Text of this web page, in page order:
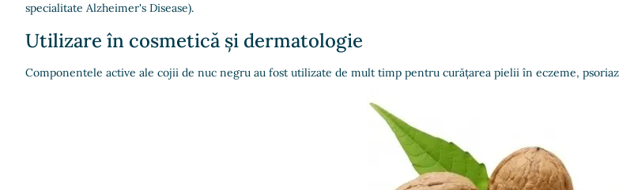
specialitate Alzheimer's Disease).
Utilizare în cosmetică și dermatologie
Componentele active ale cojii de nuc negru au fost utilizate de mult timp pentru curățarea pielii în eczeme,